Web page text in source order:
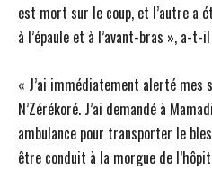
est mort sur le coup, et l’autre a
à l’épaule et à l’avant-bras », a-t-
« J’ai immédiatement alerté mes
N’Zérékoré. J’ai demandé à
ambulance pour transporter le
être conduit à la morgue de